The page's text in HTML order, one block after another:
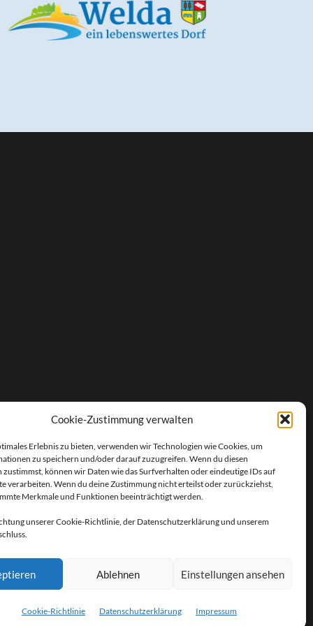
Cookie-Zustimmung verwalten
Erlebnis zu bieten, verwenden wir Technologien wie Cookies, um
zu speichern und/oder darauf zuzugreifen. Wenn du diesen
zustimmst, können wir Daten wie das Surfverhalten oder eindeutige IDs auf
verarbeiten. Wenn du deine Zustimmung nicht erteilst oder zurückziehst,
Merkmale und Funktionen beeinträchtigt werden.
unserer Cookie-Richtlinie, der Datenschutzerklärung und unserem
Ablehnen Einstellungen ansehen
Cookie-Richtlinie Datenschutzerklärung Impressum
BY HOLGER SPRENGER HOCH ↑